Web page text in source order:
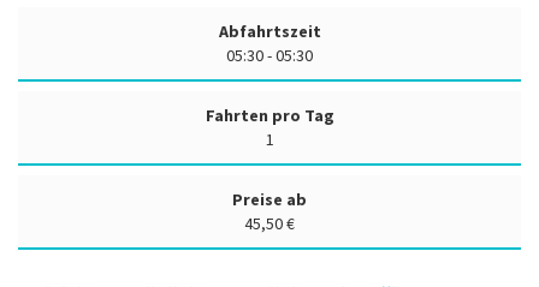
Abfahrtszeit
05:30 - 05:30
Fahrten pro Tag
1
Preise ab
45,50 €